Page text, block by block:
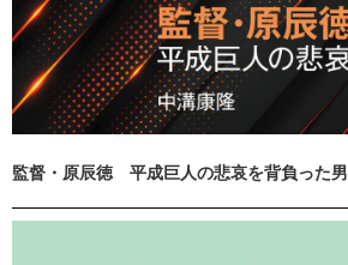
監督・原辰徳 平成巨人の悲哀を背負った男